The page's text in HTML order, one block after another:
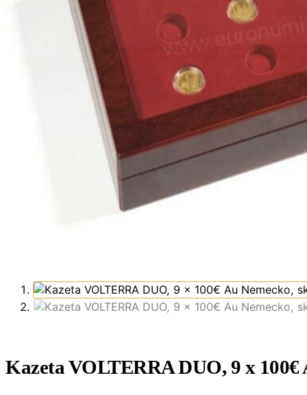
Kazeta VOLTERRA DUO, 9 x 100€